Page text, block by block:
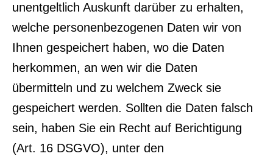
unentgeltlich Auskunft darüber zu erhalten,
welche personenbezogenen Daten wir von
Ihnen gespeichert haben, wo die Daten
herkommen, an wen wir die Daten
übermitteln und zu welchem Zweck sie
gespeichert werden. Sollten die Daten falsch
sein, haben Sie ein Recht auf Berichtigung
(Art. 16 DSGVO), unter den